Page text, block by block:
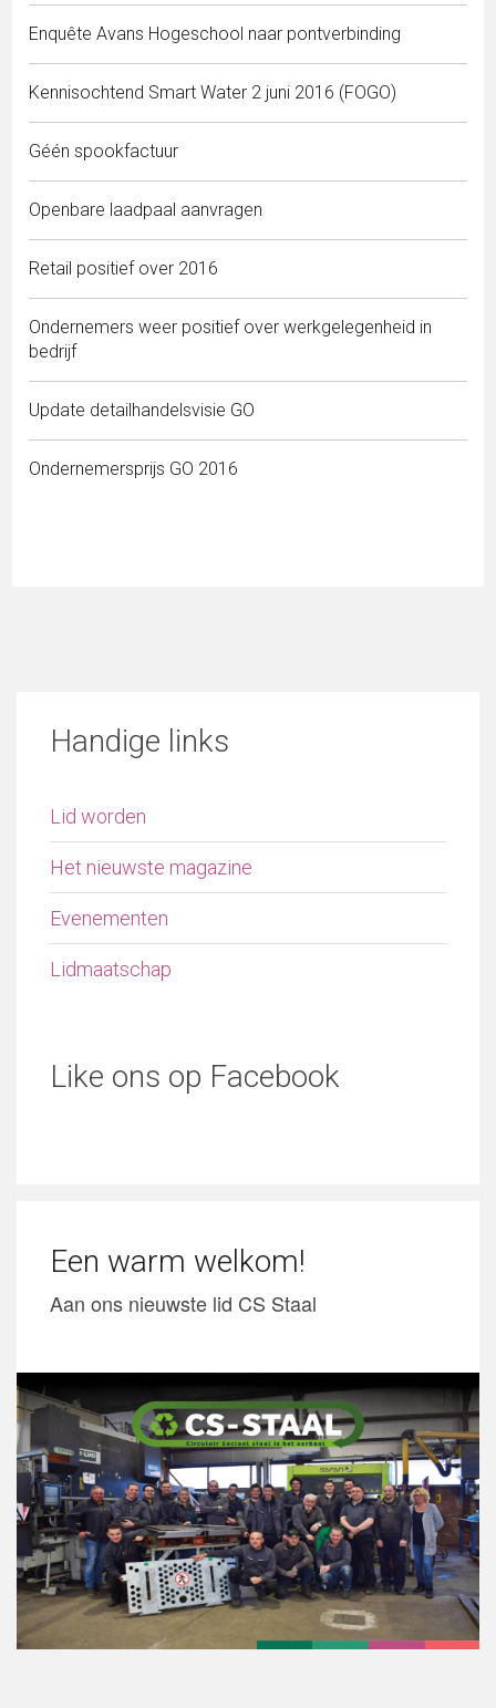
Enquête Avans Hogeschool naar pontverbinding
Kennisochtend Smart Water 2 juni 2016 (FOGO)
Géén spookfactuur
Openbare laadpaal aanvragen
Retail positief over 2016
Ondernemers weer positief over werkgelegenheid in
bedrijf
Update detailhandelsvisie GO
Ondernemersprijs GO 2016
Handige links
Lid worden
Het nieuwste magazine
Evenementen
Lidmaatschap
Like ons op Facebook
Een warm welkom!
Aan ons nieuwste lid CS Staal